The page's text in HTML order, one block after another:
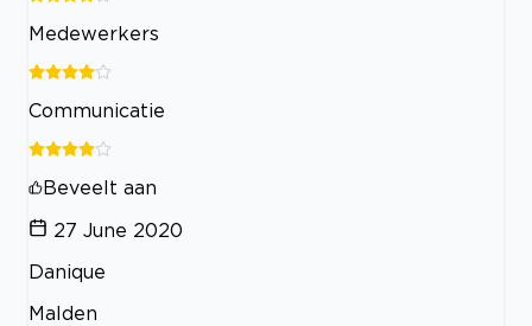
Medewerkers
Communicatie
Beveelt aan
27 June 2020
Danique
Malden